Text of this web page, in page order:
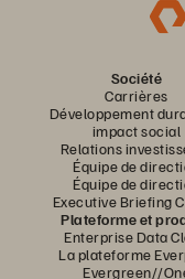
Société
Carrières
Développement
impact social
Relations
Équipe de
Équipe de
Executive Briefing
Plateforme et
Enterprise Data
La plateforme
Evergreen//